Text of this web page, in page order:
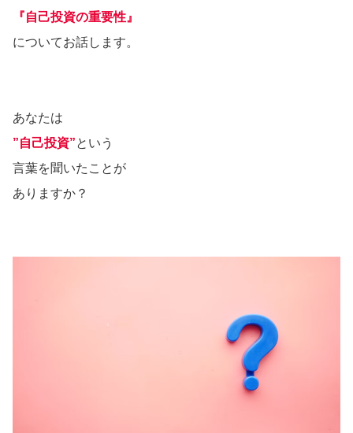
『自己投資の重要性』
についてお話します。
あなたは
”自己投資”という
言葉を聞いたことが
ありますか？